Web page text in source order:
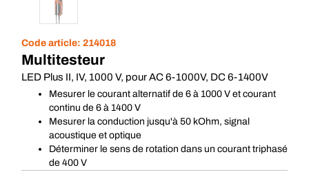
Code article: 214018
Multitesteur
LED Plus II, IV, 1000 V, pour AC 6-1000V, DC 6-1400V
Mesurer le courant alternatif de 6 à 1000 V et courant
continu de 6 à 1400 V
Mesurer la conduction jusqu'à 50 kOhm, signal
acoustique et optique
Déterminer le sens de rotation dans un courant triphasé
de 400 V